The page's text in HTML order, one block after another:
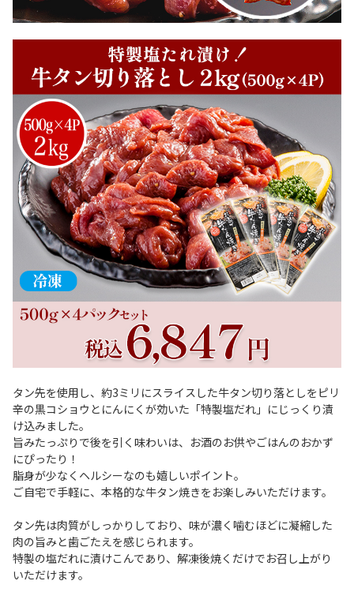
タン先を使用し、約3ミリにスライスした牛タン切り落としをピリ
辛の黒コショウとにんにくが効いた「特製塩だれ」にじっくり漬
け込みました。
旨みたっぷりで後を引く味わいは、お酒のお供やごはんのおかず
にぴったり！
脂身が少なくヘルシーなのも嬉しいポイント。
ご自宅で手軽に、本格的な牛タン焼きをお楽しみいただけます。
タン先は肉質がしっかりしており、味が濃く噛むほどに凝縮した
肉の旨みと歯ごたえを感じられます。
特製の塩だれに漬けこんであり、解凍後焼くだけでお召し上がり
いただけます。